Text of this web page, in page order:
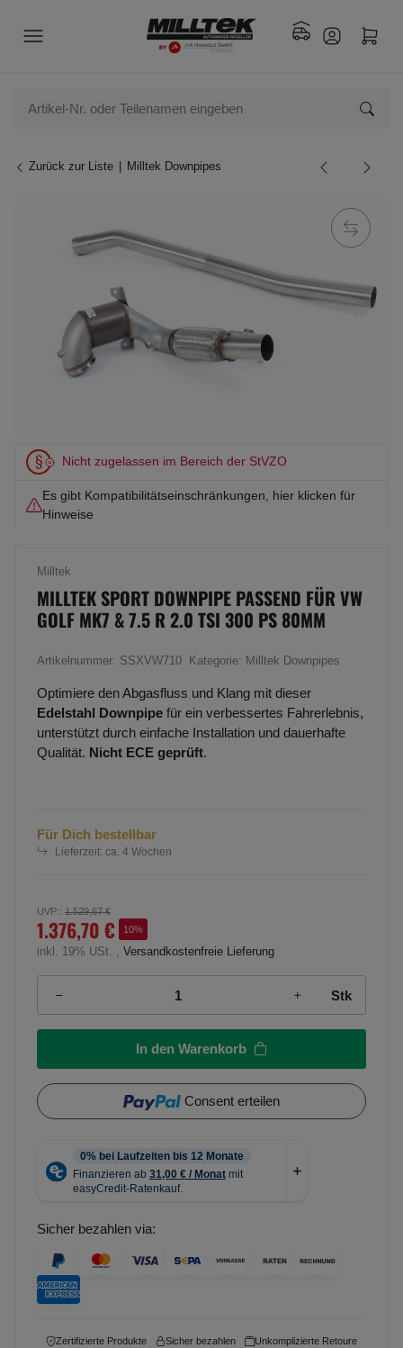
Zurück zur Liste Milltek Downpipes
Nicht zugelassen im Bereich der StVZO
Es gibt Kompatibilitätseinschränkungen, hier klicken für
Hinweise
Milltek
MILLTEK SPORT DOWNPIPE PASSEND FÜR VW
GOLF MK7 & 7.5 R 2.0 TSI 300 PS 80MM
Artikelnummer: SSXVW710 Kategorie: Milltek Downpipes
Optimiere den Abgasfluss und Klang mit dieser
Edelstahl Downpipe für ein verbessertes Fahrerlebnis,
unterstützt durch einfache Installation und dauerhafte
Qualität. Nicht ECE geprüft.
Für Dich bestellbar
Lieferzeit: ca. 4 Wochen
UVP:: 1.529,67 €
1.376,70 € 10%
inkl. 19% USt. , Versandkostenfreie Lieferung
Stk
In den Warenkorb
Consent erteilen
Sicher bezahlen via:
Zertifizierte Produkte Sicher bezahlen Unkomplizierte Retoure